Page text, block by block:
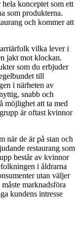
konceptet som ett
som produkterna.
och kommer att
vilka lever i
jakt mot klockan.
som du erbjuder
till
i närheten av
snabb och
möjlighet att ta med
är oftast kvinnor
när de är på stan och
restaurang som
består av kvinnor
i åldrarna
utan väljer
marknadsföra
kundens intresse